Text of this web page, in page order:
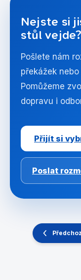
Nejste si
stůl vejde?
Pošlete nám
překážek
Pomůžeme
dopravu i
Přijít si
Poslat